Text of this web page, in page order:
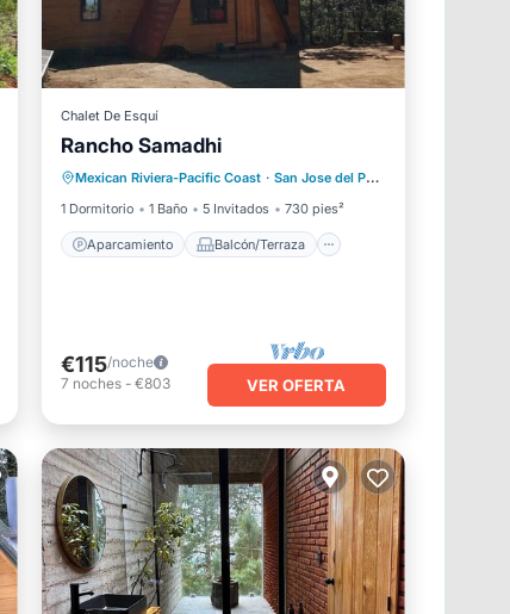
3.93 mi al centro
Chalet De Esquí
Rancho Samadhi
Mexican Riviera-Pacific Coast · San Jose del Pacifico
1 Dormitorio
1 Baño 5 Invitados 730 pies²
Aparcamiento Balcón/Terraza
Aparcamiento
Cocina
Apto para niños
€115/noche
7 noches- €803 VER OFERTA